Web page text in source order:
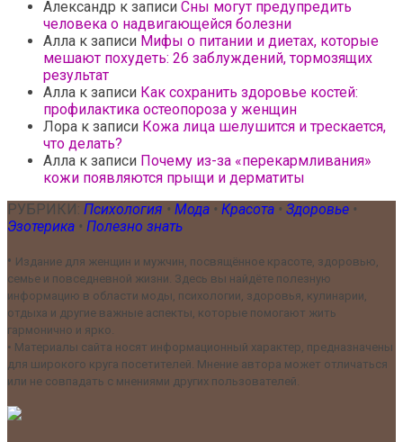
Александр к записи Сны могут предупредить
человека о надвигающейся болезни
Алла к записи Мифы о питании и диетах, которые
мешают похудеть: 26 заблуждений, тормозящих
результат
Алла к записи Как сохранить здоровье костей:
профилактика остеопороза у женщин
Лора к записи Кожа лица шелушится и трескается,
что делать?
Алла к записи Почему из-за «перекармливания»
кожи появляются прыщи и дерматиты
РУБРИКИ: Психология • Мода • Красота • Здоровье •
Эзотерика • Полезно знать
• Издание для женщин и мужчин, посвящённое красоте, здоровью,
семье и повседневной жизни. Здесь вы найдёте полезную
информацию в области моды, психологии, здоровья, кулинарии,
отдыха и другие важные аспекты, которые помогают жить
гармонично и ярко.
• Материалы сайта носят информационный характер, предназначены
для широкого круга посетителей. Мнение автора может отличаться
или не совпадать с мнениями других пользователей.